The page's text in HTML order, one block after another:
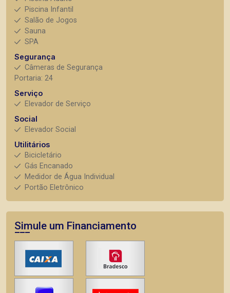
Piscina Infantil
Salão de Jogos
Sauna
SPA
Segurança
Câmeras de Segurança
Portaria: 24
Serviço
Elevador de Serviço
Social
Elevador Social
Utilitários
Bicicletário
Gás Encanado
Medidor de Água Individual
Portão Eletrônico
Simule um Financiamento